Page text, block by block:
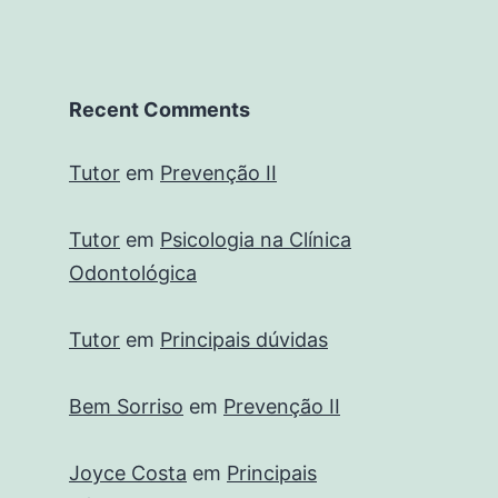
Recent Comments
Tutor em Prevenção II
Tutor em Psicologia na Clínica
Odontológica
Tutor em Principais dúvidas
Bem Sorriso em Prevenção II
Joyce Costa em Principais